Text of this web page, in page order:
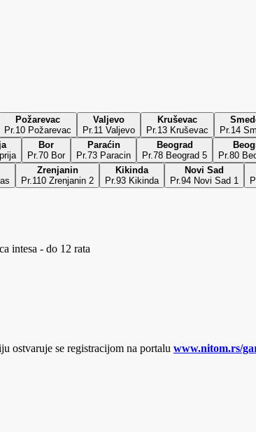
Požarevac
Pr.10 Požarevac
Valjevo
Pr.11 Valjevo
Kruševac
Pr.13 Kruševac
Pr.14
Bor
Pr.70 Bor
Paraćin
Pr.73 Paracin
Beograd
Pr.78 Beograd 5
Pr.80
Zrenjanin
Pr.110 Zrenjanin 2
Kikinda
Pr.93 Kikinda
Novi Sad
Pr.94 Novi Sad 1
intesa - do 12 rata
ostvaruje se registracijom na portalu www.nitom.rs/